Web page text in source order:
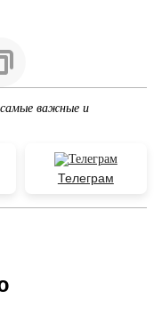
важные и
Телеграм